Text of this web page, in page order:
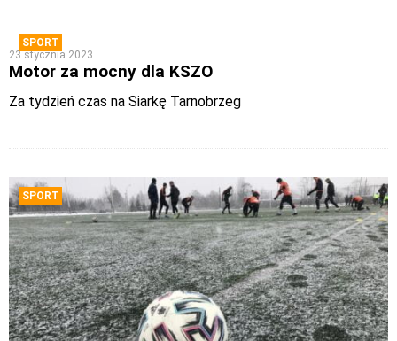
SPORT
23 stycznia 2023
Motor za mocny dla KSZO
Za tydzień czas na Siarkę Tarnobrzeg
SPORT